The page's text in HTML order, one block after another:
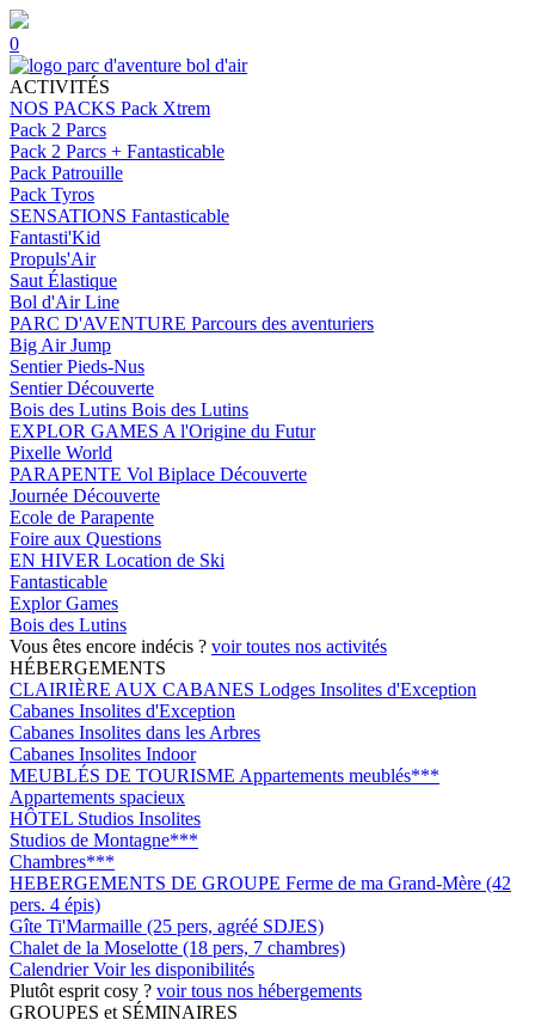
0
ACTIVITÉS
NOS PACKS Pack Xtrem
Pack 2 Parcs
Pack 2 Parcs + Fantasticable
Pack Patrouille
Pack Tyros
SENSATIONS Fantasticable
Fantasti'Kid
Propuls'Air
Saut Élastique
Bol d'Air Line
PARC D'AVENTURE Parcours des aventuriers
Big Air Jump
Sentier Pieds-Nus
Sentier Découverte
Bois des Lutins Bois des Lutins
EXPLOR GAMES A l'Origine du Futur
Pixelle World
PARAPENTE Vol Biplace Découverte
Journée Découverte
Ecole de Parapente
Foire aux Questions
EN HIVER Location de Ski
Fantasticable
Explor Games
Bois des Lutins
Vous êtes encore indécis ? voir toutes nos activités
HÉBERGEMENTS
CLAIRIÈRE AUX CABANES Lodges Insolites d'Exception
Cabanes Insolites d'Exception
Cabanes Insolites dans les Arbres
Cabanes Insolites Indoor
MEUBLÉS DE TOURISME Appartements meublés***
Appartements spacieux
HÔTEL Studios Insolites
Studios de Montagne***
Chambres***
HEBERGEMENTS DE GROUPE Ferme de ma Grand-Mère (42
pers. 4 épis)
Gîte Ti'Marmaille (25 pers, agréé SDJES)
Chalet de la Moselotte (18 pers, 7 chambres)
CalendrierVoir les disponibilités
Plutôt esprit cosy ? voir tous nos hébergements
GROUPES et SÉMINAIRES